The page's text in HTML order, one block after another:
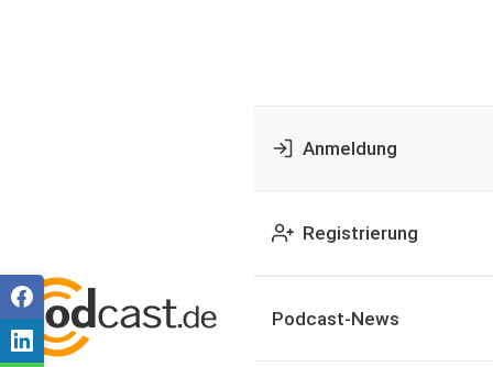
Anmeldung
Registrierung
Podcast-News